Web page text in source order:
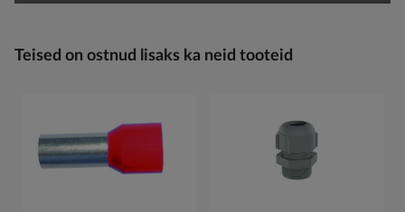
Teised on ostnud lisaks ka neid tooteid